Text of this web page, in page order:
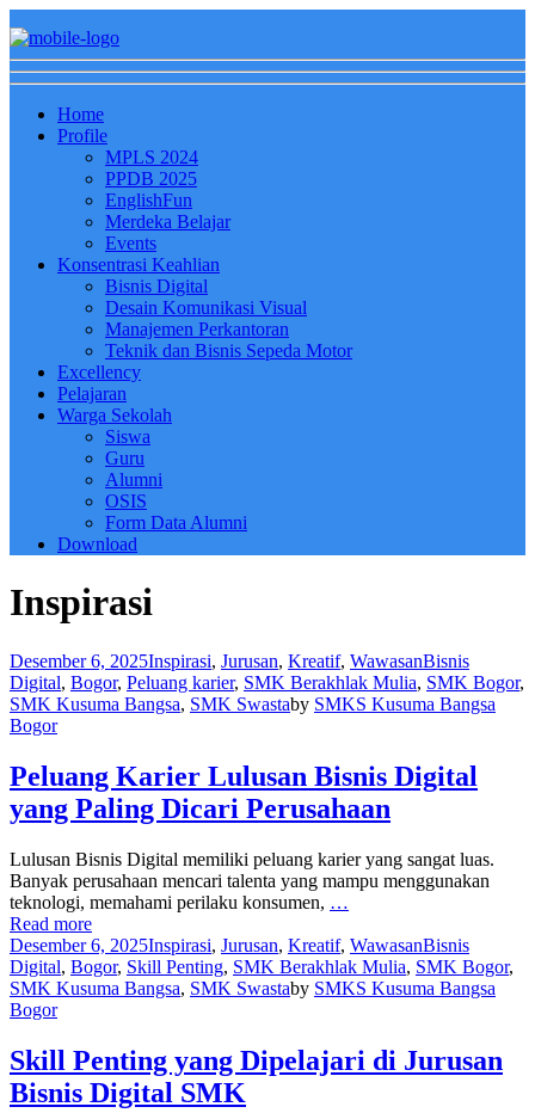
Home
Profile
MPLS 2024
PPDB 2025
EnglishFun
Merdeka Belajar
Events
Konsentrasi Keahlian
Bisnis Digital
Desain Komunikasi Visual
Manajemen Perkantoran
Teknik dan Bisnis Sepeda Motor
Excellency
Pelajaran
Warga Sekolah
Siswa
Guru
Alumni
OSIS
Form Data Alumni
Download
Inspirasi
Desember 6, 2025Inspirasi, Jurusan, Kreatif, WawasanBisnis
Digital, Bogor, Peluang karier, SMK Berakhlak Mulia, SMK Bogor,
SMK Kusuma Bangsa, SMK Swastaby SMKS Kusuma Bangsa
Bogor
Peluang Karier Lulusan Bisnis Digital
yang Paling Dicari Perusahaan
Lulusan Bisnis Digital memiliki peluang karier yang sangat luas.
Banyak perusahaan mencari talenta yang mampu menggunakan
teknologi, memahami perilaku konsumen, …
Read more
Desember 6, 2025Inspirasi, Jurusan, Kreatif, WawasanBisnis
Digital, Bogor, Skill Penting, SMK Berakhlak Mulia, SMK Bogor,
SMK Kusuma Bangsa, SMK Swastaby SMKS Kusuma Bangsa
Bogor
Skill Penting yang Dipelajari di Jurusan
Bisnis Digital SMK